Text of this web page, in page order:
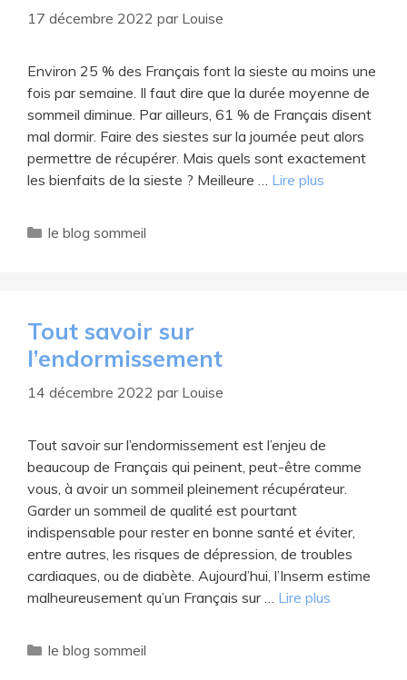
17 décembre 2022 par Louise
Environ 25 % des Français font la sieste au moins une
fois par semaine. Il faut dire que la durée moyenne de
sommeil diminue. Par ailleurs, 61 % de Français disent
mal dormir. Faire des siestes sur la journée peut alors
permettre de récupérer. Mais quels sont exactement
les bienfaits de la sieste ? Meilleure … Lire plus
Catégories
le blog sommeil
Tout savoir sur
l’endormissement
14 décembre 2022 par Louise
Tout savoir sur l’endormissement est l’enjeu de
beaucoup de Français qui peinent, peut-être comme
vous, à avoir un sommeil pleinement récupérateur.
Garder un sommeil de qualité est pourtant
indispensable pour rester en bonne santé et éviter,
entre autres, les risques de dépression, de troubles
cardiaques, ou de diabète. Aujourd’hui, l’Inserm estime
malheureusement qu’un Français sur … Lire plus
Catégories
le blog sommeil